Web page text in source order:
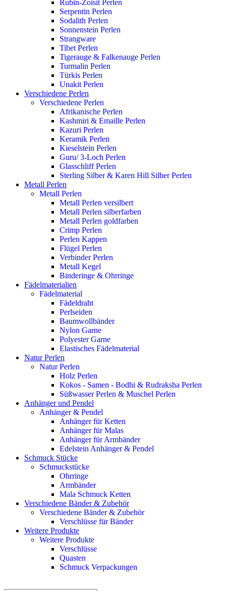
Rubin-Zoisit Perlen
Serpentin Perlen
Sodalith Perlen
Sonnenstein Perlen
Strangware
Tibet Perlen
Tigerauge & Falkenauge Perlen
Turmalin Perlen
Türkis Perlen
Unakit Perlen
Verschiedene Perlen
Verschiedene Perlen
Afrikanische Perlen
Kashmiri & Emaille Perlen
Kazuri Perlen
Keramik Perlen
Kieselstein Perlen
Guru/ 3-Loch Perlen
Glasschliff Perlen
Sterling Silber & Karen Hill Silber Perlen
Metall Perlen
Metall Perlen
Metall Perlen versilbert
Metall Perlen silberfarben
Metall Perlen goldfarben
Crimp Perlen
Perlen Kappen
Flügel Perlen
Verbinder Perlen
Metall Kegel
Binderinge & Ohrringe
Fädelmaterialien
Fädelmaterial
Fädeldraht
Perlseiden
Baumwollbänder
Nylon Garne
Polyester Garne
Elastisches Fädelmaterial
Natur Perlen
Natur Perlen
Holz Perlen
Kokos - Samen - Bodhi & Rudraksha Perlen
Süßwasser Perlen & Muschel Perlen
Anhänger und Pendel
Anhänger & Pendel
Anhänger für Ketten
Anhänger für Malas
Anhänger für Armbänder
Edelstein Anhänger & Pendel
Schmuck Stücke
Schmuckstücke
Ohrringe
Armbänder
Mala Schmuck Ketten
Verschiedene Bänder & Zubehör
Verschiedene Bänder & Zubehör
Verschlüsse für Bänder
Weitere Produkte
Weitere Produkte
Verschlüsse
Quasten
Schmuck Verpackungen